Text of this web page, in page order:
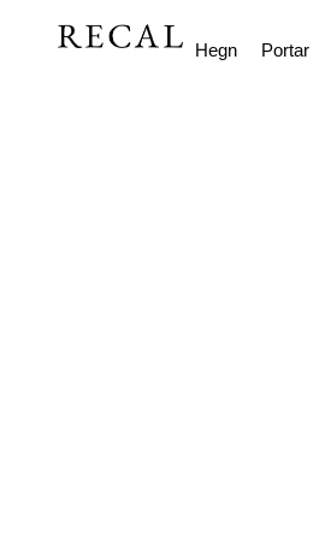
Hegn Portar